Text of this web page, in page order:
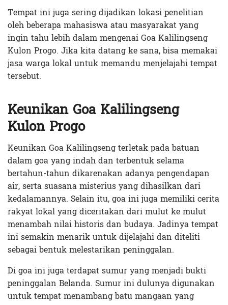
Tempat ini juga sering dijadikan lokasi penelitian
oleh beberapa mahasiswa atau masyarakat yang
ingin tahu lebih dalam mengenai Goa Kalilingseng
Kulon Progo. Jika kita datang ke sana, bisa memakai
jasa warga lokal untuk memandu menjelajahi tempat
tersebut.
Keunikan Goa Kalilingseng
Kulon Progo
Keunikan Goa Kalilingseng terletak pada batuan
dalam goa yang indah dan terbentuk selama
bertahun-tahun dikarenakan adanya pengendapan
air, serta suasana misterius yang dihasilkan dari
kedalamannya. Selain itu, goa ini juga memiliki cerita
rakyat lokal yang diceritakan dari mulut ke mulut
menambah nilai historis dan budaya. Jadinya tempat
ini semakin menarik untuk dijelajahi dan diteliti
sebagai bentuk melestarikan peninggalan.
Di goa ini juga terdapat sumur yang menjadi bukti
peninggalan Belanda. Sumur ini dulunya digunakan
untuk tempat menambang batu mangaan yang